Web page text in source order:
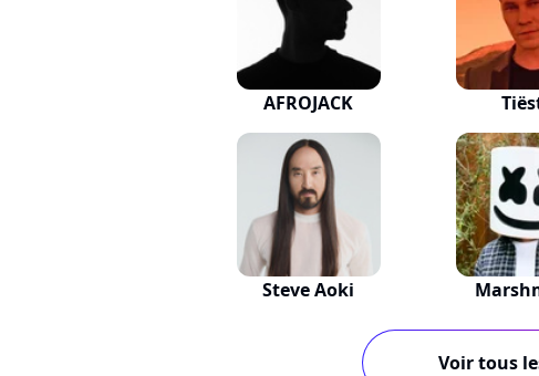
AFROJACK
Steve Aoki
Voir tous